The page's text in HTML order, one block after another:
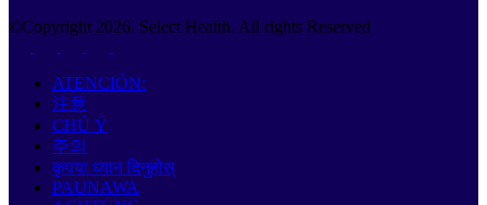
©Copyright 2026. Select Health. All rights Reserved
ATENCIÓN:
注意
CHÚ Ý
주의
कृपया ध्यान दिनुहोस्
PAUNAWA